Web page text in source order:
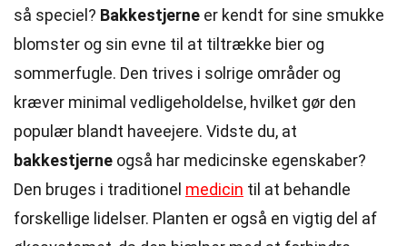
så speciel? Bakkestjerne er kendt for sine smukke
blomster og sin evne til at tiltrække bier og
sommerfugle. Den trives i solrige områder og
kræver minimal vedligeholdelse, hvilket gør den
populær blandt haveejere. Vidste du, at
bakkestjerne også har medicinske egenskaber?
Den bruges i traditionel medicin til at behandle
forskellige lidelser. Planten er også en vigtig del af